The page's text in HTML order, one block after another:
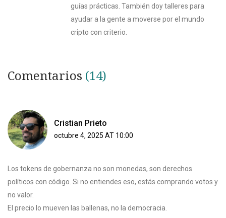
guías prácticas. También doy talleres para
ayudar a la gente a moverse por el mundo
cripto con criterio.
Comentarios (14)
Cristian Prieto
octubre 4, 2025 AT 10:00
Los tokens de gobernanza no son monedas, son derechos
políticos con código. Si no entiendes eso, estás comprando votos y
no valor.
El precio lo mueven las ballenas, no la democracia.